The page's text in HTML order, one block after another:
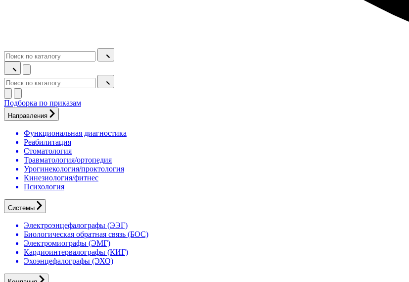
Подборка по приказам
Направления
Функциональная диагностика
Реабилитация
Стоматология
Травматология/ортопедия
Урогинекология/проктология
Кинезиология/фитнес
Психология
Системы
Электроэнцефалографы (ЭЭГ)
Биологическая обратная связь (БОС)
Электромиографы (ЭМГ)
Кардиоинтервалографы (КИГ)
Эхоэнцефалографы (ЭХО)